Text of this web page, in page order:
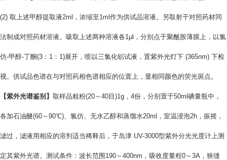
(2) 取上述甲醇提取液2ml，浓缩至1ml作为供试品溶液。另取射干对照药材同
法制成对照药材溶液。吸取上述两种溶液各1μl，分别点于聚酰胺薄膜上，以氯
仿-甲醇-丁酮(3：1：1)展开，喷以三氯化铝试液，置紫外光灯下 (365nm) 下检
视。供试品色谱在与对照药相色谱相应的位置上，显相同颜色的荧光斑点。
【紫外光谱鉴别】 取样品粗粉(20～40目)1g，4份，分别置于50ml碘量瓶中，
各加石油醚(60～90℃)、氯仿、无水乙醇和蒸馏水20ml，室温浸泡2h，振摇，
滤过，滤液用相应的溶剂适当稀释后，于岛津 UV-3000型紫外分光光度计上测
定其紫外光谱。测试条件：波长范围190～400nm，吸收度量程0～3A，狭缝